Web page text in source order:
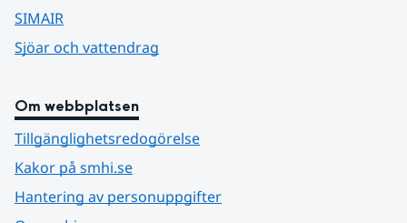
SIMAIR
Sjöar och vattendrag
Om webbplatsen
Tillgänglighetsredogörelse
Kakor på smhi.se
Hantering av personuppgifter